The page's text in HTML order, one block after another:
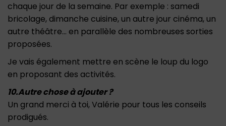
chaque jour de la semaine. Par exemple : samedi
bricolage, dimanche cuisine, un autre jour cinéma, un
autre théâtre… en parallèle des nombreuses sorties
proposées.
Je vais également mettre en scène le loup du logo
en proposant des activités.
10.Autre chose à ajouter ?
Un grand merci à toi, Valérie pour tous les conseils
prodigués.